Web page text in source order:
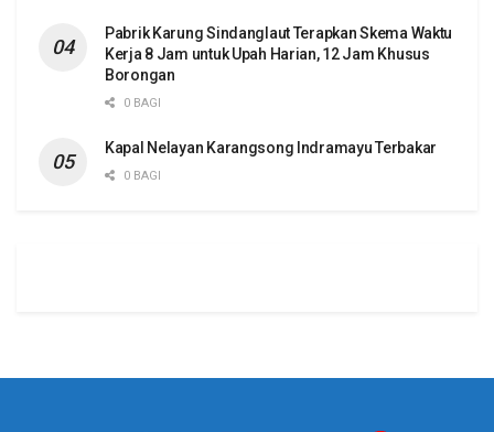
Pabrik Karung Sindanglaut Terapkan Skema Waktu
Kerja 8 Jam untuk Upah Harian, 12 Jam Khusus
Borongan
0 BAGI
Kapal Nelayan Karangsong Indramayu Terbakar
0 BAGI